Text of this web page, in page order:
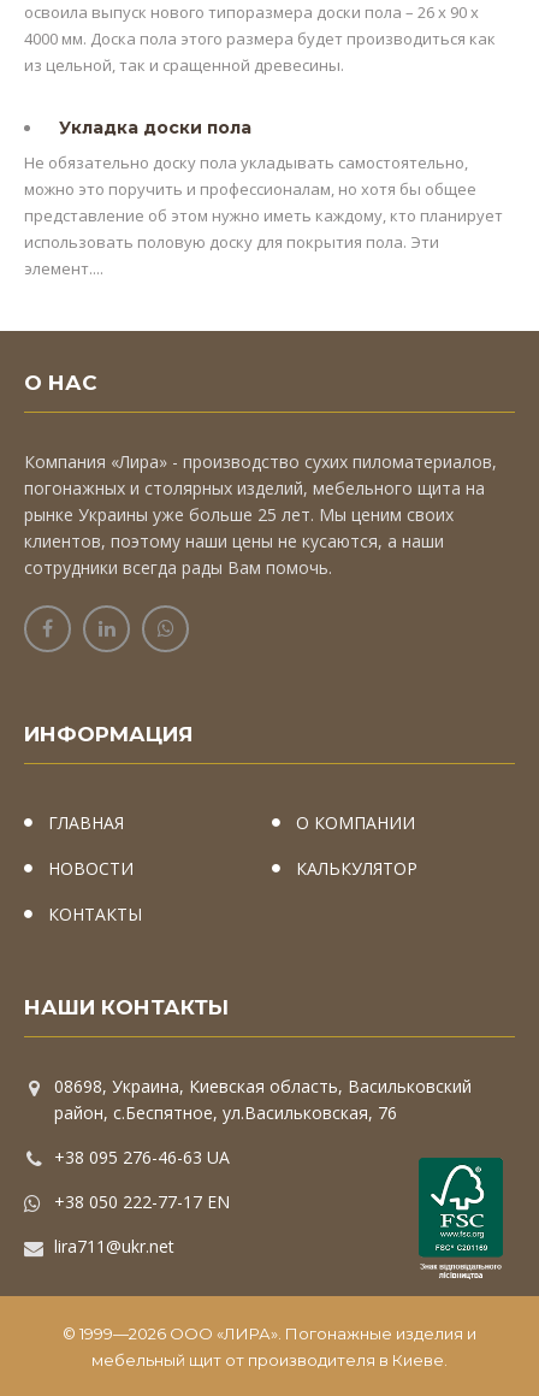
освоила выпуск нового типоразмера доски пола – 26 х 90 х
4000 мм. Доска пола этого размера будет производиться как
из цельной, так и сращенной древесины.
Укладка доски пола
Не обязательно доску пола укладывать самостоятельно,
можно это поручить и профессионалам, но хотя бы общее
представление об этом нужно иметь каждому, кто планирует
использовать половую доску для покрытия пола. Эти
элемент....
О НАС
Компания «Лира» - производство сухих пиломатериалов,
погонажных и столярных изделий, мебельного щита на
рынке Украины уже больше 25 лет. Мы ценим своих
клиентов, поэтому наши цены не кусаются, а наши
сотрудники всегда рады Вам помочь.
ИНФОРМАЦИЯ
ГЛАВНАЯ
О КОМПАНИИ
НОВОСТИ
КАЛЬКУЛЯТОР
КОНТАКТЫ
НАШИ КОНТАКТЫ
08698, Украина, Киевская область, Васильковский
район, с.Беспятное, ул.Васильковская, 76
+38 095 276-46-63 UA
+38 050 222-77-17 EN
lira711@ukr.net
© 1999—2026 ООО «ЛИРА». Погонажные изделия и
мебельный щит от производителя в Киеве.